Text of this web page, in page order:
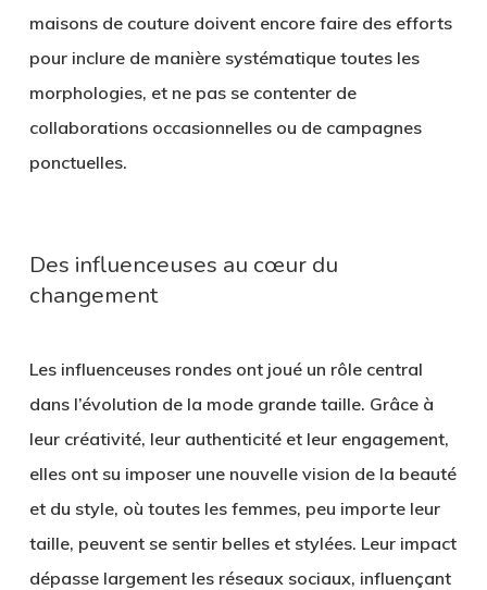
maisons de couture doivent encore faire des efforts
pour inclure de manière systématique toutes les
morphologies, et ne pas se contenter de
collaborations occasionnelles ou de campagnes
ponctuelles.
Des influenceuses au cœur du
changement
Les influenceuses rondes ont joué un rôle central
dans l’évolution de la mode grande taille. Grâce à
leur créativité, leur authenticité et leur engagement,
elles ont su imposer une nouvelle vision de la beauté
et du style, où toutes les femmes, peu importe leur
taille, peuvent se sentir belles et stylées. Leur impact
dépasse largement les réseaux sociaux, influençant